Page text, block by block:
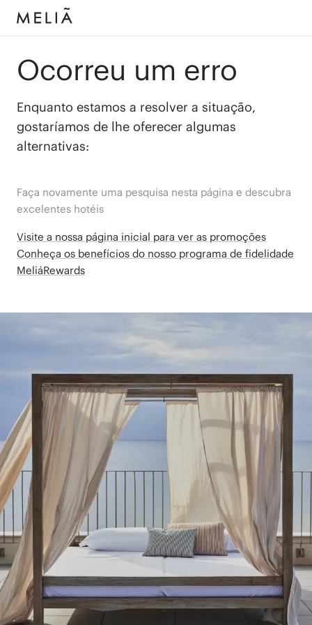
Ocorreu um erro
Enquanto estamos a resolver a situação,
gostaríamos de lhe oferecer algumas
alternativas:
Faça novamente uma pesquisa nesta página e descubra
excelentes hotéis
Visite a nossa página inicial para ver as promoções
Conheça os benefícios do nosso programa de fidelidade
MeliáRewards